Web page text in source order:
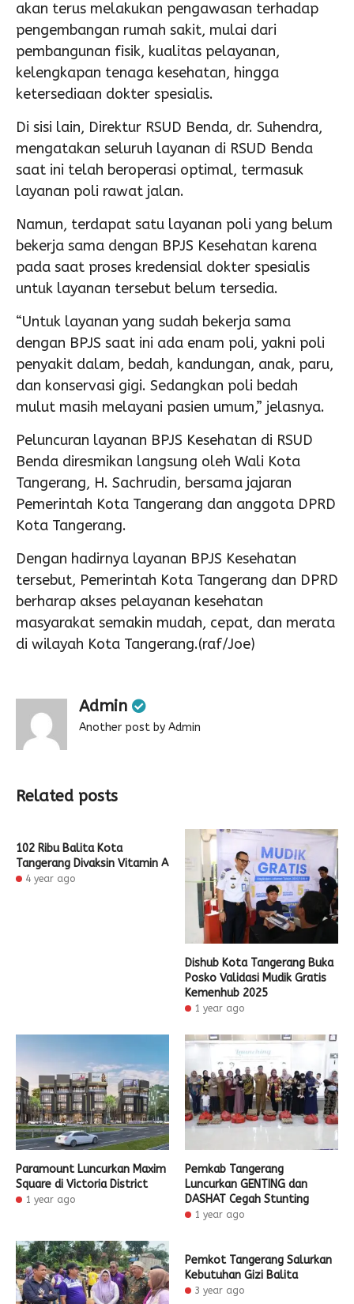
akan terus melakukan pengawasan terhadap
pengembangan rumah sakit, mulai dari
pembangunan fisik, kualitas pelayanan,
kelengkapan tenaga kesehatan, hingga
ketersediaan dokter spesialis.
Di sisi lain, Direktur RSUD Benda, dr. Suhendra,
mengatakan seluruh layanan di RSUD Benda
saat ini telah beroperasi optimal, termasuk
layanan poli rawat jalan.
Namun, terdapat satu layanan poli yang belum
bekerja sama dengan BPJS Kesehatan karena
pada saat proses kredensial dokter spesialis
untuk layanan tersebut belum tersedia.
“Untuk layanan yang sudah bekerja sama
dengan BPJS saat ini ada enam poli, yakni poli
penyakit dalam, bedah, kandungan, anak, paru,
dan konservasi gigi. Sedangkan poli bedah
mulut masih melayani pasien umum,” jelasnya.
Peluncuran layanan BPJS Kesehatan di RSUD
Benda diresmikan langsung oleh Wali Kota
Tangerang, H. Sachrudin, bersama jajaran
Pemerintah Kota Tangerang dan anggota DPRD
Kota Tangerang.
Dengan hadirnya layanan BPJS Kesehatan
tersebut, Pemerintah Kota Tangerang dan DPRD
berharap akses pelayanan kesehatan
masyarakat semakin mudah, cepat, dan merata
di wilayah Kota Tangerang.(raf/Joe)
Admin
Another post by Admin
Related posts
102 Ribu Balita Kota
Tangerang Divaksin Vitamin A
4 year ago
Dishub Kota Tangerang Buka
Posko Validasi Mudik Gratis
Kemenhub 2025
1 year ago
Paramount Luncurkan Maxim
Square di Victoria District
1 year ago
Pemkab Tangerang
Luncurkan GENTING dan
DASHAT Cegah Stunting
1 year ago
Pemkot Tangerang Salurkan
Kebutuhan Gizi Balita
3 year ago